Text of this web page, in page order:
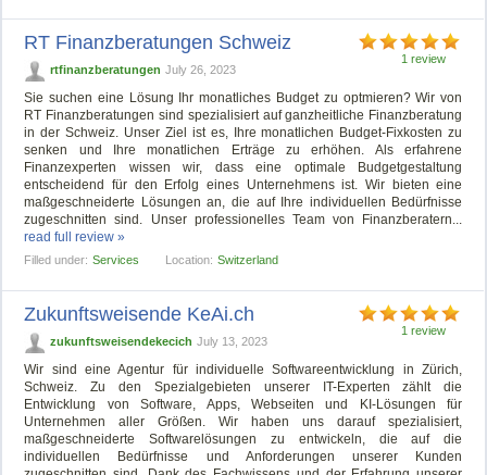
1 review
RT Finanzberatungen Schweiz
rtfinanzberatungen July 26, 2023
Sie suchen eine Lösung Ihr monatliches Budget zu optmieren? Wir von
RT Finanzberatungen sind spezialisiert auf ganzheitliche Finanzberatung
in der Schweiz. Unser Ziel ist es, Ihre monatlichen Budget-Fixkosten zu
senken und Ihre monatlichen Erträge zu erhöhen. Als erfahrene
Finanzexperten wissen wir, dass eine optimale Budgetgestaltung
entscheidend für den Erfolg eines Unternehmens ist. Wir bieten eine
maßgeschneiderte Lösungen an, die auf Ihre individuellen Bedürfnisse
zugeschnitten sind. Unser professionelles Team von Finanzberatern...
read full review »
Filled under: Services Location: Switzerland
1 review
Zukunftsweisende KeAi.ch
zukunftsweisendekecich July 13, 2023
Wir sind eine Agentur für individuelle Softwareentwicklung in Zürich,
Schweiz. Zu den Spezialgebieten unserer IT-Experten zählt die
Entwicklung von Software, Apps, Webseiten und KI-Lösungen für
Unternehmen aller Größen. Wir haben uns darauf spezialisiert,
maßgeschneiderte Softwarelösungen zu entwickeln, die auf die
individuellen Bedürfnisse und Anforderungen unserer Kunden